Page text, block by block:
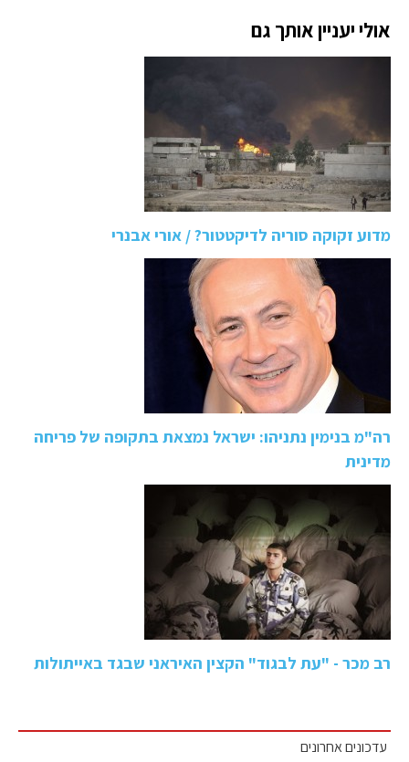
אולי יעניין אותך גם
מדוע זקוקה סוריה לדיקטטור? / אורי אבנרי
רה"מ בנימין נתניהו: ישראל נמצאת בתקופה של פריחה
מדינית
רב מכר - "עת לבגוד" הקצין האיראני שבגד באייתולות
עדכונים אחרונים